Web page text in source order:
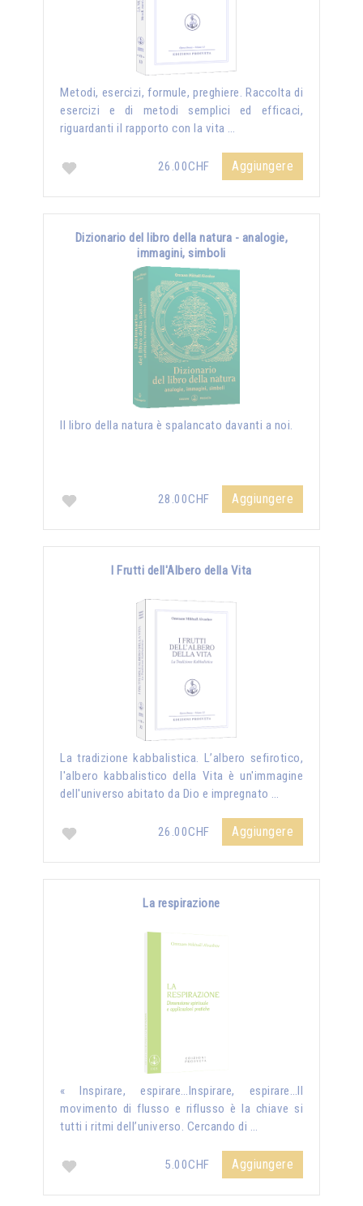
Metodi, esercizi, formule, preghiere. Raccolta di
esercizi e di metodi semplici ed efficaci,
riguardanti il rapporto con la vita …
26.00CHF Aggiungere
Dizionario del libro della natura - analogie,
immagini, simboli
Il libro della natura è spalancato davanti a noi.
28.00CHF Aggiungere
I Frutti dell'Albero della Vita
La tradizione kabbalistica. L’albero sefirotico,
l'albero kabbalistico della Vita è un'immagine
dell'universo abitato da Dio e impregnato …
26.00CHF Aggiungere
La respirazione
« Inspirare, espirare…Inspirare, espirare…Il
movimento di flusso e riflusso è la chiave si
tutti i ritmi dell’universo. Cercando di …
5.00CHF Aggiungere